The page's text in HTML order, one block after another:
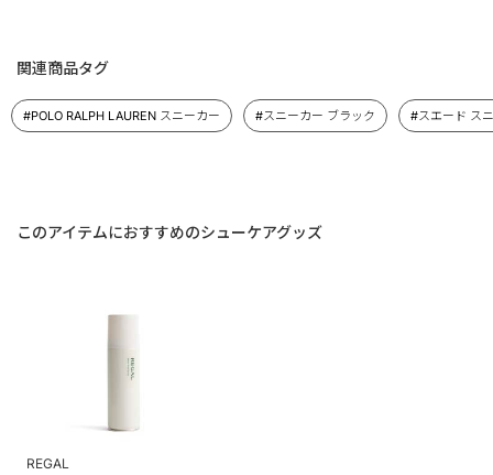
関連商品タグ
#POLO RALPH LAUREN スニーカー #スニーカー ブラック #スエード ス
このアイテムにおすすめのシューケアグッズ
REGAL